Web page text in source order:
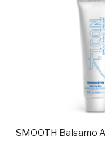
SMOOTH Balsamo